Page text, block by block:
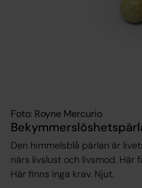
Foto: Royne Mercurio
Den himmelsblå pärlan är
närs livslust och livsmod. Här
Här finns inga krav. Njut.